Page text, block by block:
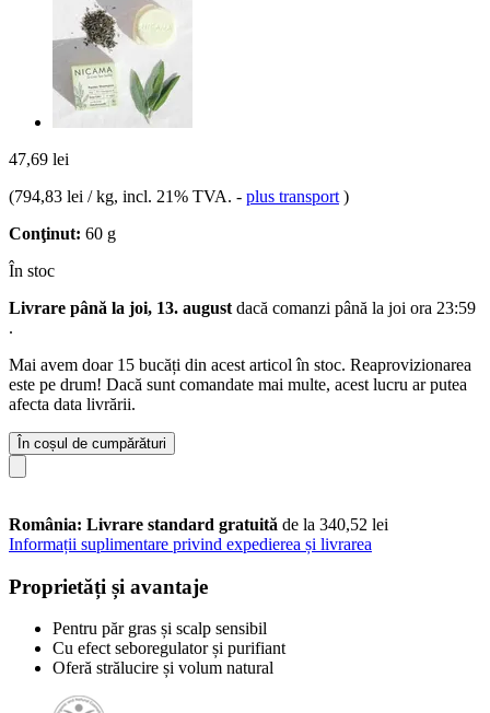
47,69 lei
(794,83 lei / kg, incl. 21% TVA. - plus transport )
Conţinut: 60 g
În stoc
Livrare până la joi, 13. august dacă comanzi până la joi ora 23:59
.
Mai avem doar 15 bucăți din acest articol în stoc. Reaprovizionarea
este pe drum! Dacă sunt comandate mai multe, acest lucru ar putea
afecta data livrării.
În coșul de cumpărături
România: Livrare standard gratuită de la 340,52 lei
Informații suplimentare privind expedierea și livrarea
Proprietăți și avantaje
Pentru păr gras și scalp sensibil
Cu efect seboregulator și purifiant
Oferă strălucire și volum natural